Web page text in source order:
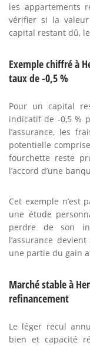
les appartements
vérifier si la
capital restant dû,
Exemple chiffré à
taux de -0,5 %
Pour un capital
indicatif de -0,5 %
l’assurance, les
potentielle
fourchette reste
l’accord d’une
Cet exemple n’est
une étude
perdre de son
l’assurance
une partie du gain
Marché stable à
refinancement
Le léger recul
bien et capacité